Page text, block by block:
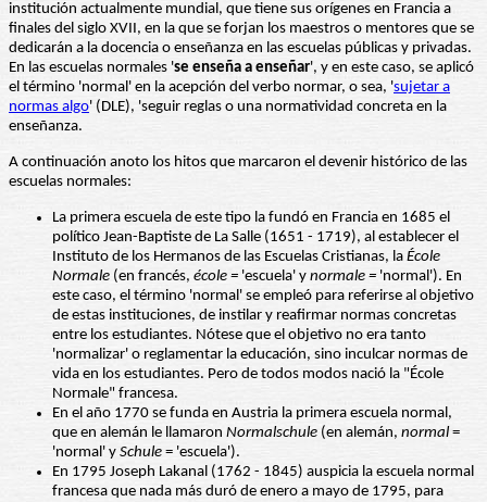
institución actualmente mundial, que tiene sus orígenes en Francia a
finales del siglo XVII, en la que se forjan los maestros o mentores que se
dedicarán a la docencia o enseñanza en las escuelas públicas y privadas.
En las escuelas normales 'se enseña a enseñar', y en este caso, se aplicó
el término 'normal' en la acepción del verbo normar, o sea, 'sujetar a
normas algo' (DLE), 'seguir reglas o una normatividad concreta en la
enseñanza.
A continuación anoto los hitos que marcaron el devenir histórico de las
escuelas normales:
La primera escuela de este tipo la fundó en Francia en 1685 el
político Jean-Baptiste de La Salle (1651 - 1719), al establecer el
Instituto de los Hermanos de las Escuelas Cristianas, la École
Normale (en francés, école = 'escuela' y normale = 'normal'). En
este caso, el término 'normal' se empleó para referirse al objetivo
de estas instituciones, de instilar y reafirmar normas concretas
entre los estudiantes. Nótese que el objetivo no era tanto
'normalizar' o reglamentar la educación, sino inculcar normas de
vida en los estudiantes. Pero de todos modos nació la "École
Normale" francesa.
En el año 1770 se funda en Austria la primera escuela normal,
que en alemán le llamaron Normalschule (en alemán, normal =
'normal' y Schule = 'escuela').
En 1795 Joseph Lakanal (1762 - 1845) auspicia la escuela normal
francesa que nada más duró de enero a mayo de 1795, para